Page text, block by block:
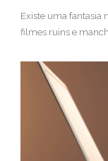
Existe uma fantasia
filmes ruins e